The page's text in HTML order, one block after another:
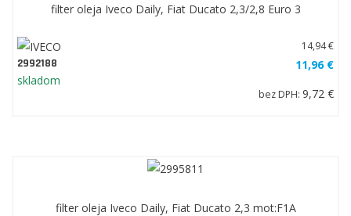
filter oleja Iveco Daily, Fiat Ducato 2,3/2,8 Euro 3
2992188
skladom
14,94 €
11,96 €
bez DPH: 9,72 €
filter oleja Iveco Daily, Fiat Ducato 2,3 mot:F1A